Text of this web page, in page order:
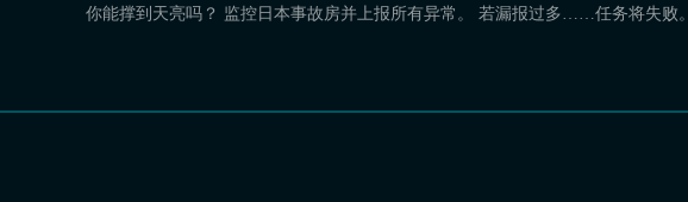
你能撑到天亮吗？ 监控日本事故房并上报所有异常。 若漏报过多……任务将失败。